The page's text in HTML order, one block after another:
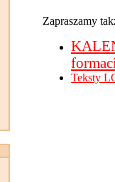
Zapraszamy
Teksty